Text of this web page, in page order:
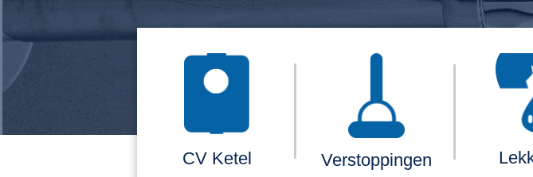
CV Ketel Verstoppingen